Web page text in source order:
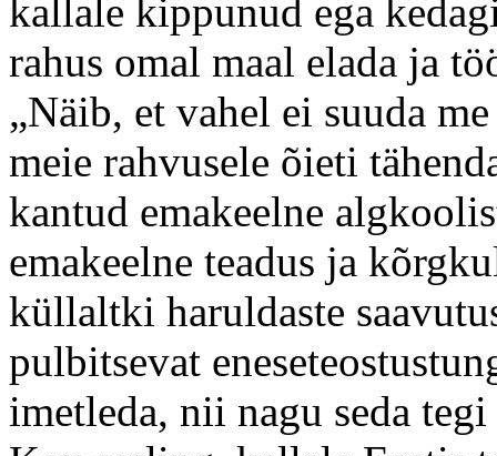
kallale kippunud ega
rahus omal maal elada ja
„Näib, et vahel ei suuda
meie rahvusele õieti
kantud emakeelne
emakeelne teadus ja
küllaltki haruldaste
pulbitsevat
imetleda, nii nagu seda